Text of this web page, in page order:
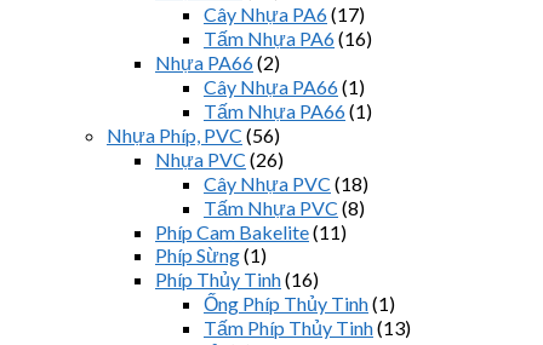
Cây Nhựa PA6(17)
Tấm Nhựa PA6(16)
Nhựa PA66(2)
Cây Nhựa PA66(1)
Tấm Nhựa PA66(1)
Nhựa Phíp, PVC (56)
Nhựa PVC (26)
Cây Nhựa PVC (18)
Tấm Nhựa PVC (8)
Phíp Cam Bakelite(11)
Phíp Sừng(1)
Phíp Thủy Tinh(16)
Ống Phíp Thủy Tinh(1)
Tấm Phíp Thủy Tinh(13)